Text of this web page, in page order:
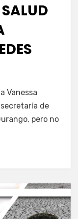
Vanessa
de
pero no